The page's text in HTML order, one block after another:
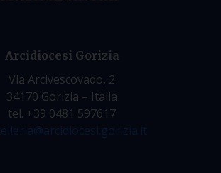
Arcidiocesi Gorizia
Via Arcivescovado, 2
34170 Gorizia – Italia
tel. +39 0481 597617